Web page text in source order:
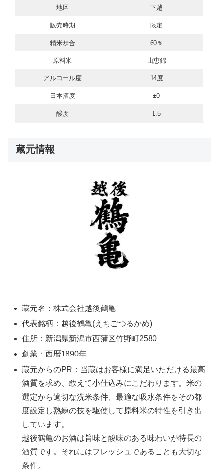
地区 下越
販売時期 限定
精米歩合 60％
原料米 山恵錦
アルコール度 14度
日本酒度 ±0
酸度 1.5
蔵元情報
蔵元名：株式会社越後鶴亀
代表銘柄：越後鶴亀(えちごつるかめ)
住所：新潟県新潟市西蒲区竹野町2580
創業：西暦1890年
蔵元からのPR：当蔵はお客様に満足いただける最高
酒質を求め、敢えて小仕込みにこだわります。米の
選定から適切な洗米条件、最適な吸水条件をその都
度設定し熟練の技を駆使して原料米の特性を引き出
しています。
越後鶴亀のお酒は旨味と酸味のある味わいが特長の
酒質です。それにはフレッシュであることも大切な
条件。